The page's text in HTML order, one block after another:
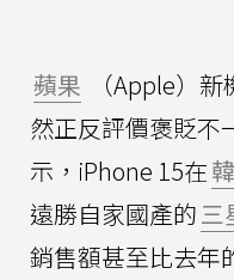
蘋果 （Apple）新
然正反評價褒貶不
示，iPhone 15在
遠勝自家國產的三
銷售額甚至比去年